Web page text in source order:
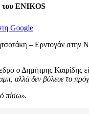
του ENIKOS
Google
– Ερντογάν
ο Δημήτρης Καιρίδης
αλλά δεν βόλευε το
πίσω».